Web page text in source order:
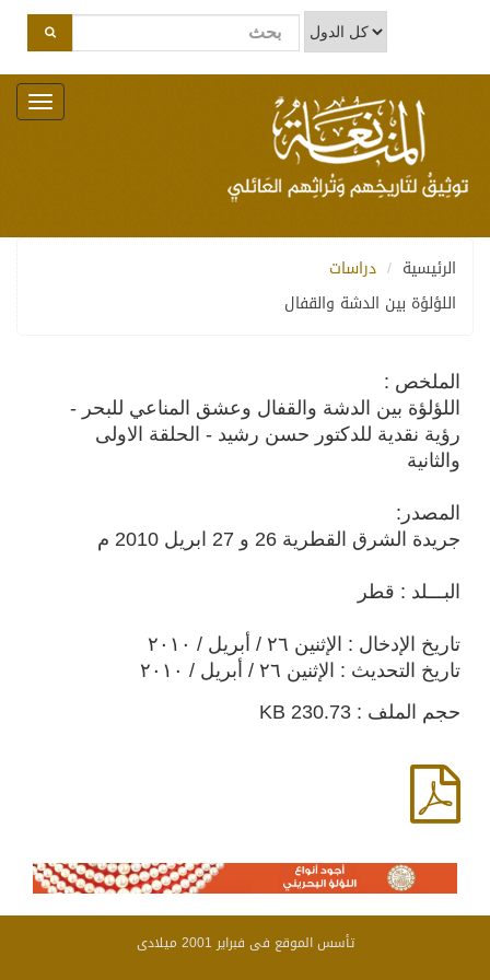
Toggle
navigation
الرئيسية
دراسات
اللؤلؤة بين الدشة والقفال
الملخص :
اللؤلؤة بين الدشة والقفال وعشق المناعي للبحر -
رؤية نقدية للدكتور حسن رشيد - الحلقة الاولى
والثانية
المصدر:
جريدة الشرق القطرية 26 و 27 ابريل 2010 م
البـــلد : قطر
تاريخ الإدخال : الإثنين ٢٦ / أبريل / ٢٠١٠
تاريخ التحديث : الإثنين ٢٦ / أبريل / ٢٠١٠
حجم الملف : 230.73 KB
تأسس الموقع فى فبراير 2001 ميلادى